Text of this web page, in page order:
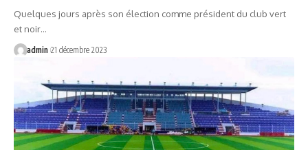
Quelques jours après son élection comme président du club vert
et noir…
admin 21 décembre 2023